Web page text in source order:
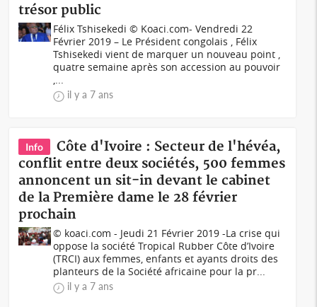
trésor public
Félix Tshisekedi © Koaci.com- Vendredi 22
Février 2019 – Le Président congolais , Félix
Tshisekedi vient de marquer un nouveau point ,
quatre semaine après son accession au pouvoir
,...
il y a 7 ans
Info
Côte d'Ivoire : Secteur de l'hévéa,
conflit entre deux sociétés, 500 femmes
annoncent un sit-in devant le cabinet
de la Première dame le 28 février
prochain
© koaci.com - Jeudi 21 Février 2019 -La crise qui
oppose la société Tropical Rubber Côte d’Ivoire
(TRCI) aux femmes, enfants et ayants droits des
planteurs de la Société africaine pour la pr...
il y a 7 ans